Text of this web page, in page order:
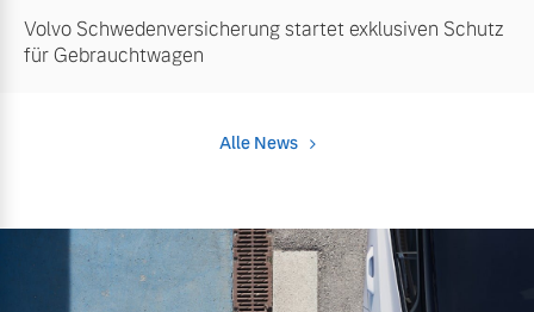
Volvo Schwedenversicherung startet exklusiven Schutz
für Gebrauchtwagen
Alle News